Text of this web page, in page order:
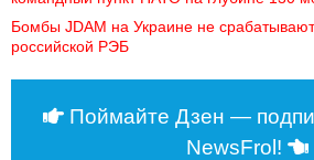
Бомбы JDAM на Украине не срабатывают
российской РЭБ
Поймайте Дзен —
NewsFrol!